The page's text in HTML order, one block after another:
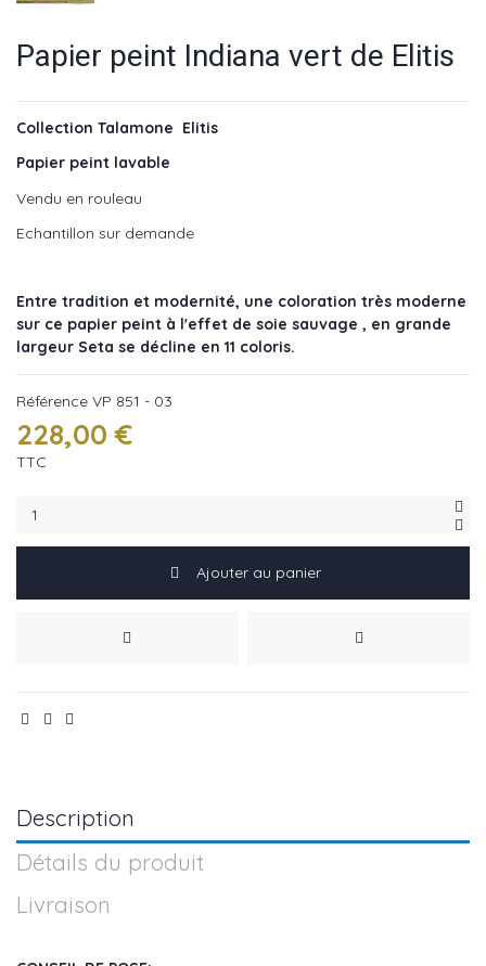
Papier peint Indiana vert de Elitis
Collection Talamone Elitis
Papier peint lavable
Vendu en rouleau
Echantillon sur demande
Entre tradition et modernité, une coloration très moderne
sur ce papier peint à l'effet de soie sauvage , en grande
largeur Seta se décline en 11 coloris.
Référence VP 851 - 03
228,00 €
TTC
Ajouter au panier
Description
Détails du produit
Livraison